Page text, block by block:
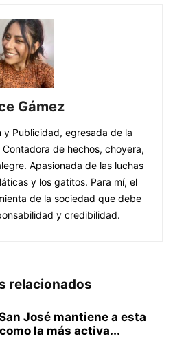
Gámez
y Publicidad, egresada de la
de hechos, choyera,
Apasionada de las luchas
y los gatitos. Para mí, el
de la sociedad que debe
y credibilidad.
relacionados
José mantiene a esta
la más activa...